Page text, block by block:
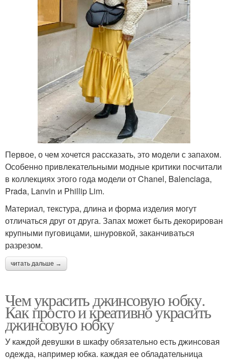
Первое, о чем хочется рассказать, это модели с запахом.
Особенно привлекательными модные критики посчитали
в коллекциях этого года модели от Chanel, Balenciaga,
Prada, Lanvin и Phillip Lim.
Материал, текстура, длина и форма изделия могут
отличаться друг от друга. Запах может быть декорирован
крупными пуговицами, шнуровкой, заканчиваться
разрезом.
читать дальше →
Чем украсить джинсовую юбку.
Как просто и креативно украсить
джинсовую юбку
У каждой девушки в шкафу обязательно есть джинсовая
одежда, например юбка. каждая ее обладательница